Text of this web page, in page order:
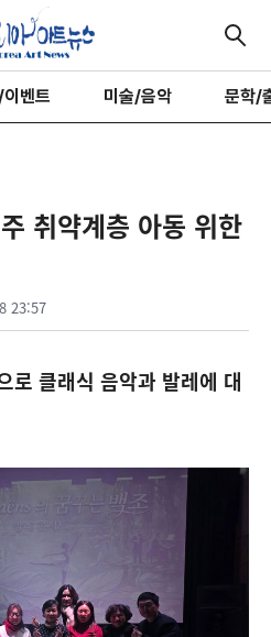
벤트 미술/음악 문학/
취약계층 아동 위한
23:57
로 클래식 음악과 발레에 대